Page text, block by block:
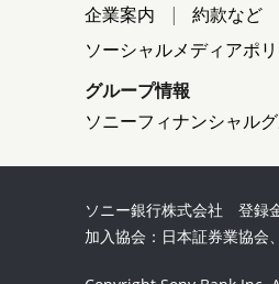
企業案内 約款など
ソーシャルメディアポ
グループ情報
ソニーフィナンシャル
ソニー銀行株式会社 登録
加入協会：日本証券業協会